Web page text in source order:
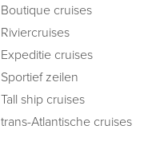
Boutique cruises
Riviercruises
Expeditie cruises
Sportief zeilen
Tall ship cruises
trans-Atlantische cruises